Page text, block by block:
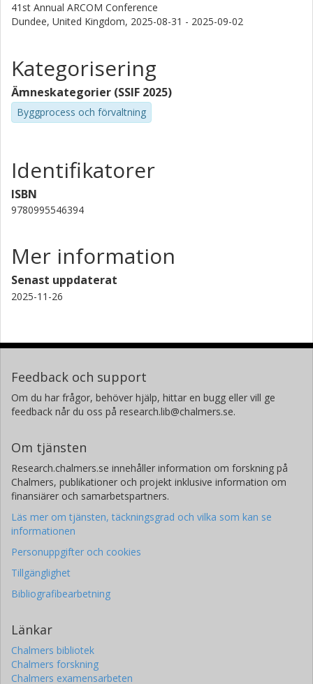
41st Annual ARCOM Conference
Dundee, United Kingdom, 2025-08-31 - 2025-09-02
Kategorisering
Ämneskategorier (SSIF 2025)
Byggprocess och förvaltning
Identifikatorer
ISBN
9780995546394
Mer information
Senast uppdaterat
2025-11-26
Feedback och support
Om du har frågor, behöver hjälp, hittar en bugg eller vill ge
feedback når du oss på research.lib@chalmers.se.
Om tjänsten
Research.chalmers.se innehåller information om forskning på
Chalmers, publikationer och projekt inklusive information om
finansiärer och samarbetspartners.
Läs mer om tjänsten, täckningsgrad och vilka som kan se
informationen
Personuppgifter och cookies
Tillgänglighet
Bibliografibearbetning
Länkar
Chalmers bibliotek
Chalmers forskning
Chalmers examensarbeten